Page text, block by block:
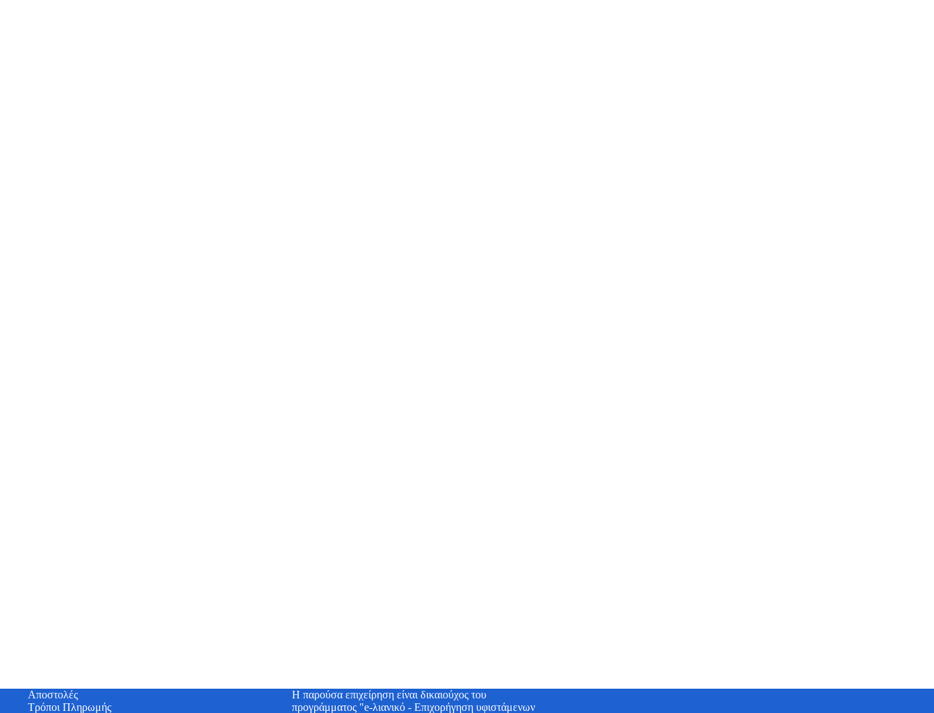
Αποστολές
Τρόποι Πληρωμής
H παρούσα επιχείρηση είναι δικαιούχος του
προγράμματος "e-λιανικό - Επιχορήγηση υφιστάμενων